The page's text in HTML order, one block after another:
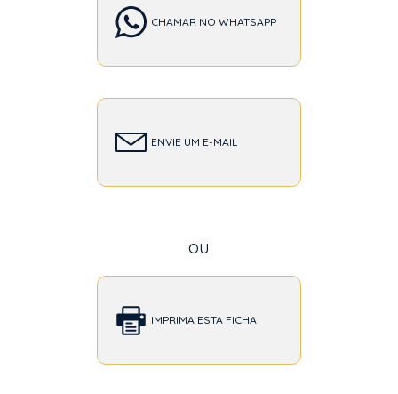
CHAMAR NO WHATSAPP
ENVIE UM E-MAIL
ou
IMPRIMA ESTA FICHA